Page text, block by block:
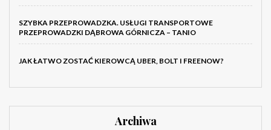
SZYBKA PRZEPROWADZKA. USŁUGI TRANSPORTOWE
PRZEPROWADZKI DĄBROWA GÓRNICZA – TANIO
JAK ŁATWO ZOSTAĆ KIEROWCĄ UBER, BOLT I FREENOW?
Archiwa